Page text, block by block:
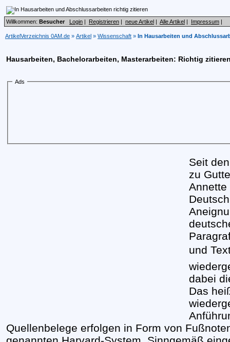
Willkommen: Besucher Login | Registrieren | neue Artikel | Alle Artikel | Impressum |
ArtikelVerzeichnis 0AM.de » Artikel » Wissenschaft » In Hausarbeiten und
Hausarbeiten, Bachelorarbeiten, Masterarbeiten: Richtig
Ads
Seit
zu
Annette
und
dabei
Das
Quellenbelege erfolgen in Form von